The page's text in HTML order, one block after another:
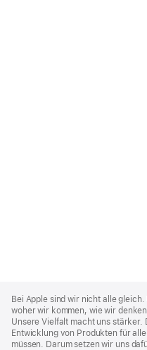
Footer
Bei Apple sind wir nicht alle
woher wir kommen, wie wir
Unsere Vielfalt macht uns stärker.
Entwicklung von Produkten für
müssen. Darum setzen wir uns